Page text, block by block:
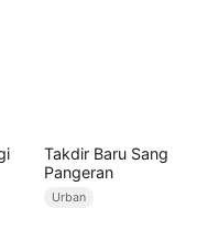
Takdir Baru Sang
Pangeran
Urban